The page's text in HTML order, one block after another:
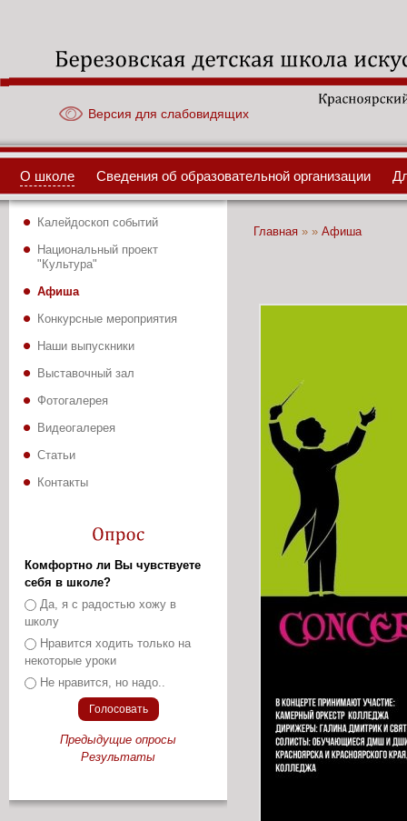
Версия для слабовидящих
О школе Сведения об образовательной организации
Калейдоскоп событий
Национальный проект
"Культура"
Афиша
Конкурсные мероприятия
Наши выпускники
Выставочный зал
Фотогалерея
Видеогалерея
Статьи
Контакты
Комфортно ли Вы чувствуете
себя в школе?
Варианты
Да, я с радостью хожу в
школу
Нравится ходить только на
некоторые уроки
Не нравится, но надо..
Предыдущие опросы
Результаты
Вы здесь
Главная » » Афиша